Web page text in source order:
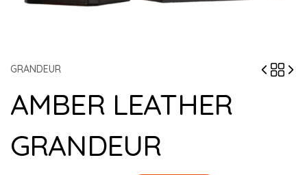
GRANDEUR
AMBER LEATHER
GRANDEUR